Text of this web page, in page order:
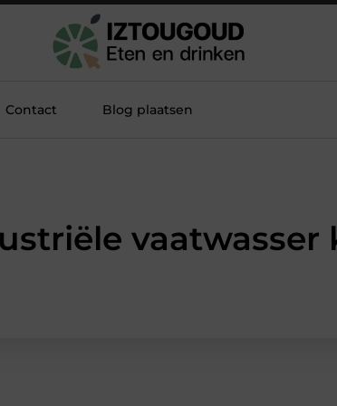
Contact Blog plaatsen
vaatwasser